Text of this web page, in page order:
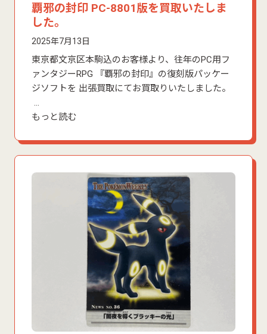
覇邪の封印 PC-8801版を買取いたしま
した。
2025年7月13日
東京都文京区本駒込のお客様より、往年のPC用フ
ァンタジーRPG 『覇邪の封印』の復刻版パッケー
ジソフトを 出張買取にてお買取りいたしました。
…
もっと読む